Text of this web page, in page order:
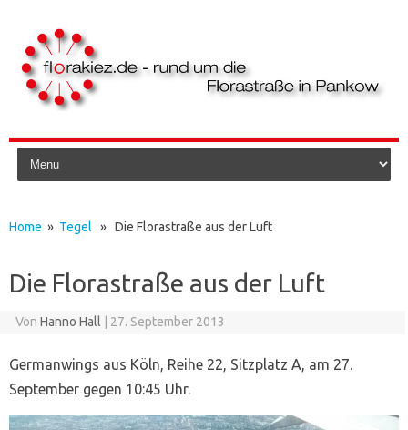
Skip to content
Home » Tegel » Die Florastraße aus der Luft
Die Florastraße aus der Luft
Von Hanno Hall 27. September 2013
Germanwings aus Köln, Reihe 22, Sitzplatz A, am 27.
September gegen 10:45 Uhr.